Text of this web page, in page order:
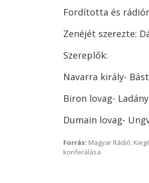
Fordította és
Zenéjét szerezte:
Szereplők:
Navarra király-
Biron lovag-
Dumain lovag-
Forrás: Magyar Rádió;
konferálása